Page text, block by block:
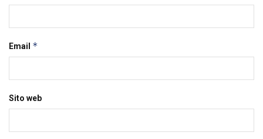
Email *
Sito web